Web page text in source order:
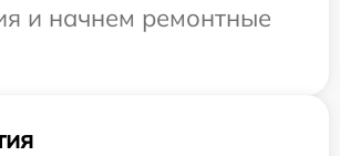
и начнем ремонтные